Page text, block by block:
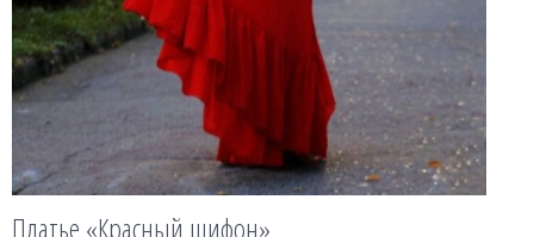
Платье «Красный шифон»